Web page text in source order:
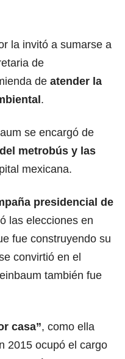
la invitó a sumarse a
de
de atender la
.
se encargó de
metrobús y las
mexicana.
presidencial de
las elecciones en
fue construyendo su
convirtió en el
también fue
casa”, como ella
2015 ocupó el cargo